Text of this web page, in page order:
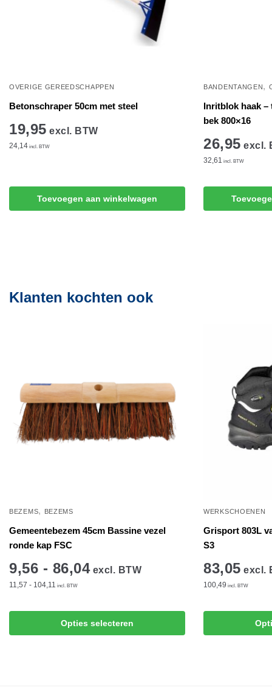
OVERIGE GEREEDSCHAPPEN
Betonschraper 50cm met steel
19,95 excl. BTW
24,14 incl. BTW
Toevoegen aan winkelwagen
BANDENTANGEN ,
Inritblok haak
bek 800×16
26,95 excl.
32,61 incl. BTW
Klanten kochten ook
BEZEMS, BEZEMS
Gemeentebezem 45cm Bassine vezel
ronde kap FSC
9,56 - 86,04excl. BTW
11,57 - 104,11 incl. BTW
Opties selecteren
product
WERKSCHOENEN
Grisport 803L
S3
83,05 excl.
100,49 incl. BTW
product